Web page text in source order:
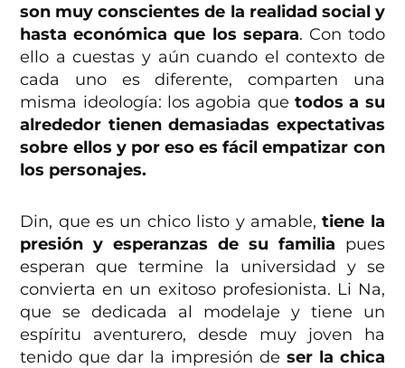
son muy conscientes de la realidad social y
hasta económica que los separa. Con todo
ello a cuestas y aún cuando el contexto de
cada uno es diferente, comparten una
misma ideología: los agobia que todos a su
alrededor tienen demasiadas expectativas
sobre ellos y por eso es fácil empatizar con
los personajes.
Din, que es un chico listo y amable,tiene la
presión y esperanzas de su familia pues
esperan que termine la universidad y se
convierta en un exitoso profesionista. Li Na,
que se dedicada al modelaje y tiene un
espíritu aventurero, desde muy joven ha
tenido que dar la impresión de ser la chica